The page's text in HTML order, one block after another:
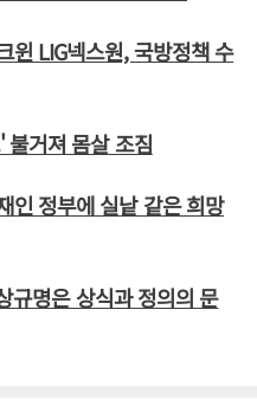
LIG넥스원, 국방정책 수
거져 몸살 조짐
정부에 실낱 같은 희망
규명은 상식과 정의의 문